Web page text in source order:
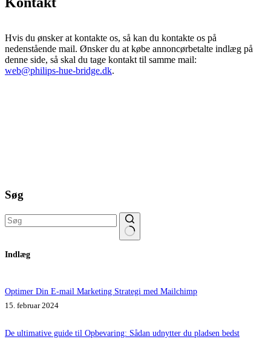
Hvis du ønsker at kontakte os, så kan du kontakte os på
nedenstående mail. Ønsker du at købe annoncørbetalte indlæg på
denne side, så skal du tage kontakt til samme mail:
web@philips-hue-bridge.dk.
Søg
resultater
Indlæg
Optimer Din E-mail Marketing Strategi med Mailchimp
15. februar 2024
De ultimative guide til Opbevaring: Sådan udnytter du pladsen bedst